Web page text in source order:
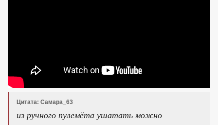
Цитата: Самара_63
из ручного пулемёта ушатать можно